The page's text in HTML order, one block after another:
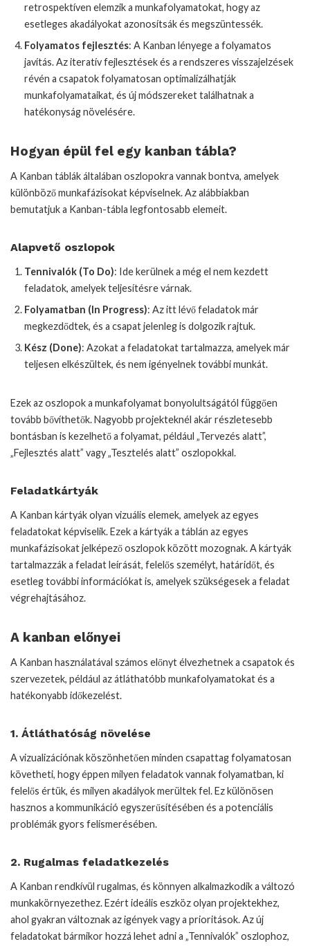
retrospektíven elemzik a munkafolyamatokat, hogy az
esetleges akadályokat azonosítsák és megszüntessék.
Folyamatos fejlesztés: A Kanban lényege a folyamatos
javítás. Az iteratív fejlesztések és a rendszeres visszajelzések
révén a csapatok folyamatosan optimalizálhatják
munkafolyamataikat, és új módszereket találhatnak a
hatékonyság növelésére.
Hogyan épül fel egy kanban tábla?
A Kanban táblák általában oszlopokra vannak bontva, amelyek
különböző munkafázisokat képviselnek. Az alábbiakban
bemutatjuk a Kanban-tábla legfontosabb elemeit.
Alapvető oszlopok
Tennivalók (To Do): Ide kerülnek a még el nem kezdett
feladatok, amelyek teljesítésre várnak.
Folyamatban (In Progress): Az itt lévő feladatok már
megkezdődtek, és a csapat jelenleg is dolgozik rajtuk.
Kész (Done): Azokat a feladatokat tartalmazza, amelyek már
teljesen elkészültek, és nem igényelnek további munkát.
Ezek az oszlopok a munkafolyamat bonyolultságától függően
tovább bővíthetők. Nagyobb projekteknél akár részletesebb
bontásban is kezelhető a folyamat, például „Tervezés alatt”,
„Fejlesztés alatt” vagy „Tesztelés alatt” oszlopokkal.
Feladatkártyák
A Kanban kártyák olyan vizuális elemek, amelyek az egyes
feladatokat képviselik. Ezek a kártyák a táblán az egyes
munkafázisokat jelképező oszlopok között mozognak. A kártyák
tartalmazzák a feladat leírását, felelős személyt, határidőt, és
esetleg további információkat is, amelyek szükségesek a feladat
végrehajtásához.
A kanban előnyei
A Kanban használatával számos előnyt élvezhetnek a csapatok és
szervezetek, például az átláthatóbb munkafolyamatokat és a
hatékonyabb időkezelést.
1. Átláthatóság növelése
A vizualizációnak köszönhetően minden csapattag folyamatosan
követheti, hogy éppen milyen feladatok vannak folyamatban, ki
felelős értük, és milyen akadályok merültek fel. Ez különösen
hasznos a kommunikáció egyszerűsítésében és a potenciális
problémák gyors felismerésében.
2. Rugalmas feladatkezelés
A Kanban rendkívül rugalmas, és könnyen alkalmazkodik a változó
munkakörnyezethez. Ezért ideális eszköz olyan projektekhez,
ahol gyakran változnak az igények vagy a prioritások. Az új
feladatokat bármikor hozzá lehet adni a „Tennivalók” oszlophoz,